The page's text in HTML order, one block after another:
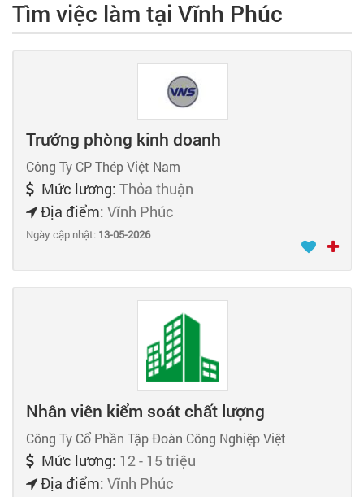
Bạn cần tuyển người
Tìm việc làm tại Vĩnh Phúc
Trưởng phòng kinh doanh
Công Ty CP Thép Việt Nam
Mức lương: Thỏa thuận
Địa điểm: Vĩnh Phúc
Ngày cập nhật: 13-05-2026
Nhân viên kiểm soát chất lượng
Công Ty Cổ Phần Tập Đoàn Công Nghiệp Việt
Mức lương: 12 - 15 triệu
Địa điểm: Vĩnh Phúc